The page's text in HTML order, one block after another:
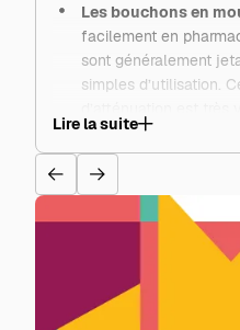
Les bouchons en
facilement en
sont généralement
simples d’utilisation.
fortement de la
de la qualité de
peuvent perdre une
et devenir
prolongée. Ils
occasionnels ou de
leurs limites dans
réguliers.
Lire la suite